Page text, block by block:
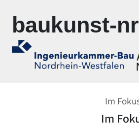
baukunst-
Im
Im